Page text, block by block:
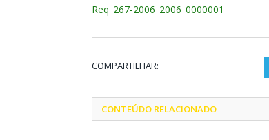
Req_267-2006_2006_0000001
COMPARTILHAR:
CONTEÚDO RELACIONADO